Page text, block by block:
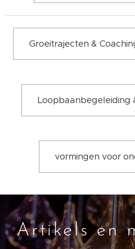
Groeitrajecten &
Loopbaanbegeleiding
vormingen voor
Artikels en